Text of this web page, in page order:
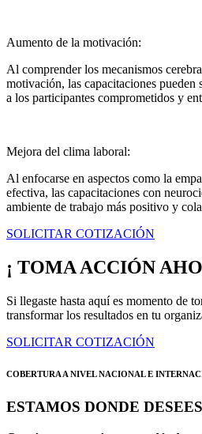
Aumento de la motivación:
Al comprender los mecanismos
motivación, las capacitaciones pueden
a los participantes comprometidos y
Mejora del clima laboral:
Al enfocarse en aspectos como la
efectiva, las capacitaciones con
ambiente de trabajo más positivo y
SOLICITAR COTIZACIÓN
¡ TOMA ACCIÓN
Si llegaste hasta aquí es momento de
transformar los resultados en tu
SOLICITAR COTIZACIÓN
COBERTURA A NIVEL NACIONAL E
ESTAMOS DONDE